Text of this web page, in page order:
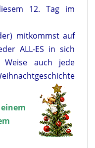
12. Tag im
mitkommst auf
ALL-ES in sich
auch jede